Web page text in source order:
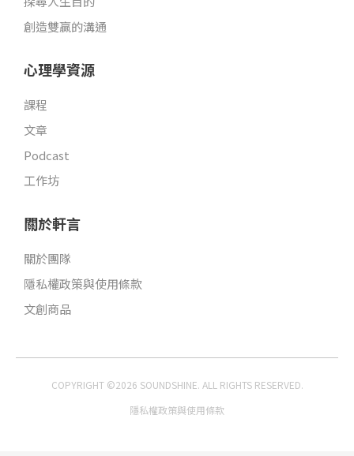
創造雙贏的溝通
心理學資源
課程
文章
Podcast
工作坊
關於軒言
關於團隊
隱私權政策與使用條款
文創商品
COPYRIGHT ©2026 SOUNDSHINE. ALL RIGHTS RESERVED.
隱私權政策與使用條款